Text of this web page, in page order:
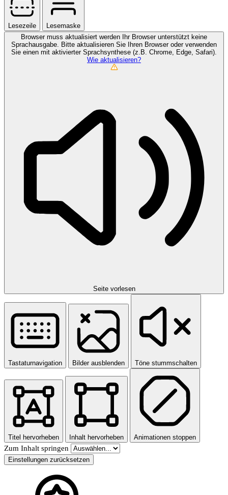
Lesezeile
Lesemaske
Browser muss aktualisiert werden
Ihr Browser unterstützt keine
Sprachausgabe. Bitte aktualisieren Sie Ihren Browser oder verwenden
Sie einen mit aktivierter Sprachsynthese (z.B. Chrome, Edge, Safari).
Wie aktualisieren?
Seite vorlesen
Tastaturnavigation Bilder ausblenden Töne stummschalten
Titel hervorheben Inhalt hervorheben Animationen stoppen
Zum Inhalt springen
Einstellungen zurücksetzen